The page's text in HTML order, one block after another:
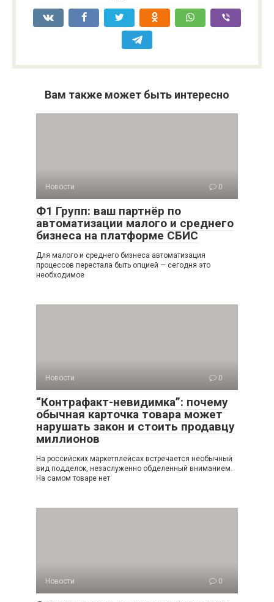
Вам также может быть интересно
Новости 0
Ф1 Групп: ваш партнёр по
автоматизации малого и среднего
бизнеса на платформе СБИС
Для малого и среднего бизнеса автоматизация
процессов перестала быть опцией — сегодня это
необходимое
Новости 0
“Контрафакт-невидимка”: почему
обычная карточка товара может
нарушать закон и стоить продавцу
миллионов
На российских маркетплейсах встречается необычный
вид подделок, незаслуженно обделенный вниманием.
На самом товаре нет
Новости 0